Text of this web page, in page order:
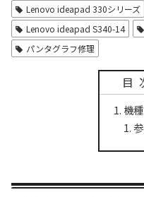
Lenovo ideapad 330シリーズ
Lenovo ideapad S340-14
パンタグラフ修理
目
機